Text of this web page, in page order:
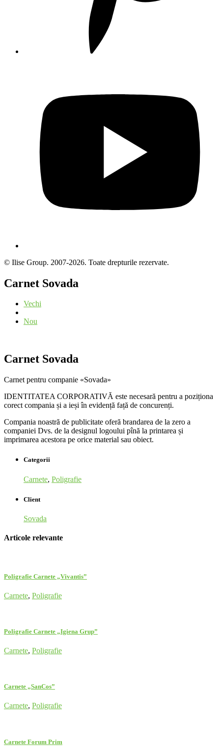
© Ilise Group. 2007-2026. Toate drepturile rezervate.
Carnet Sovada
Vechi
Nou
Carnet Sovada
Carnet pentru companie «Sovada»
IDENTITATEA CORPORATIVĂ este necesară pentru a poziționa
corect compania și a ieși în evidență față de concurenți.
Compania noastră de publicitate oferă brandarea de la zero a
companiei Dvs. de la designul logoului pînă la printarea și
imprimarea acestora pe orice material sau obiect.
Categorii
Carnete, Poligrafie
Client
Sovada
Articole relevante
Poligrafie Carnete „Vivantis”
Carnete, Poligrafie
Poligrafie Carnete „Igiena Grup”
Carnete, Poligrafie
Carnete „SanCos”
Carnete, Poligrafie
Carnete Forum Prim